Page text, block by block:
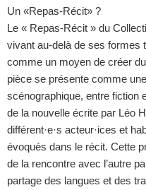
Un «Repas-Récit» ?
Le « Repas-Récit » du
vivant au-delà de ses formes
comme un moyen de créer
pièce se présente comme
scénographique, entre fiction
de la nouvelle écrite par Léo
différent·e·s acteur·ices et
évoqués dans le récit. Cette
de la rencontre avec l’autre
partage des langues et des